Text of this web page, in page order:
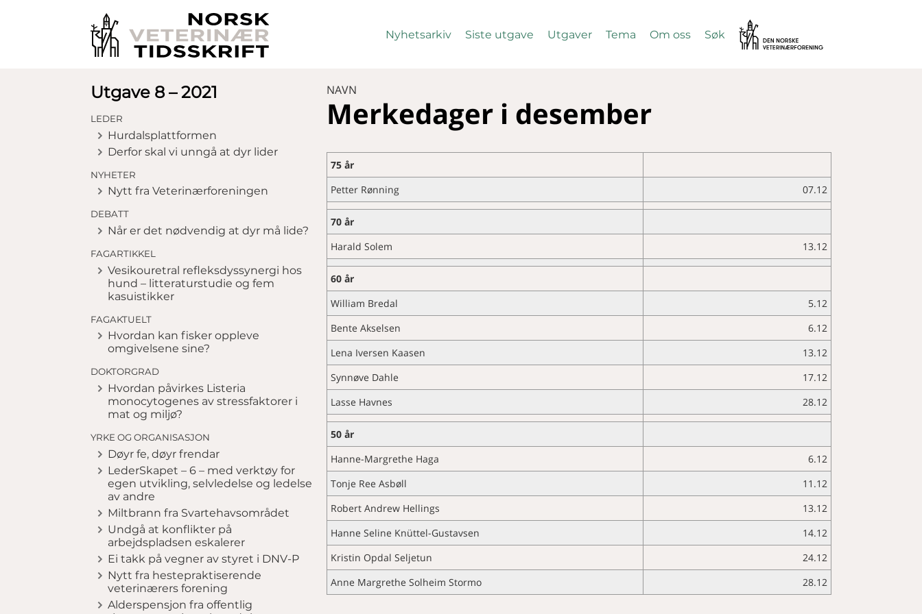
Nyhetsarkiv Siste utgave Utgaver Tema Om oss Søk
Vetnett
Utgave 8 – 2021
LEDER
Hurdalsplattformen
Derfor skal vi unngå at dyr lider
NYHETER
Nytt fra Veterinærforeningen
DEBATT
Når er det nødvendig at dyr må lide?
FAGARTIKKEL
Vesikouretral refleksdyssynergi hos
hund – litteraturstudie og fem
kasuistikker
FAGAKTUELT
Hvordan kan fisker oppleve
omgivelsene sine?
DOKTORGRAD
Hvordan påvirkes Listeria
monocytogenes av stressfaktorer i
mat og miljø?
YRKE OG ORGANISASJON
Døyr fe, døyr frendar
LederSkapet – 6 – med verktøy for
egen utvikling, selvledelse og ledelse
av andre
Miltbrann fra Svartehavsområdet
Undgå at konflikter på
arbejdspladsen eskalerer
Ei takk på vegner av styret i DNV-P
Nytt fra hestepraktiserende
veterinærers forening
Alderspensjon fra offentlig
NAVN
Merkedager i desember
75 år
Petter Rønning
07.12
70 år
Harald Solem
13.12
60 år
William Bredal
5.12
Bente Akselsen
6.12
Lena Iversen Kaasen
13.12
Synnøve Dahle
17.12
Lasse Havnes
28.12
50 år
Hanne-Margrethe Haga
6.12
Tonje Ree Asbøll
11.12
Robert Andrew Hellings
13.12
Hanne Seline Knüttel-Gustavsen
14.12
Kristin Opdal Seljetun
24.12
Anne Margrethe Solheim Stormo
28.12